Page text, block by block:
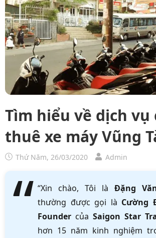
Tìm hiểu về dịch vụ
thuê xe máy Vũng
Thứ Năm, 26/03/2020 Admin
“Xin chào, Tôi là Đặng
thường được gọi là Cường
Founder của Saigon Star
hơn 15 năm kinh nghiệm